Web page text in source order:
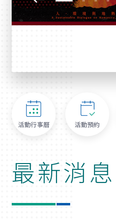
活動行事曆 活動預約
最新消息